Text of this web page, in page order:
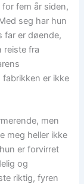
fem år siden,
seg har hun
far er døende,
reiste fra
er ikke
men
meg heller ikke
er forvirret
og
riktig, fyren